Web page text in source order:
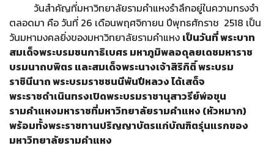
วันสำคัญที่มหาวิทยาลัยรามคำแหงรำลึกอยู่ในความทรงจำ
ตลอดมา คือ วันที่ 26 เดือนพฤศจิกายน ปีพุทธศักราช 2518 เป็น
วันมหามงคลยิ่งของมหาวิทยาลัยรามคำแหง เป็นวันที่ พระบาท
สมเด็จพระบรมชนกาธิเบศร มหาภูมิพลอดุลยเดชมหาราช
บรมนาถบพิตร และสมเด็จพระนางเจ้าสิริกิติ์ พระบรม
ราชินีนาถ พระบรมราชชนนีพันปีหลวง ได้เสด็จ
พระราชดำเนินทรงเปิดพระบรมราชานุสาวรีย์พ่อขุน
รามคำแหงมหาราชที่มหาวิทยาลัยรามคำแหง (หัวหมาก)
พร้อมทั้งพระราชทานปริญญาบัตรแก่บัณฑิตรุ่นแรกของ
มหาวิทยาลัยรามคำแหง